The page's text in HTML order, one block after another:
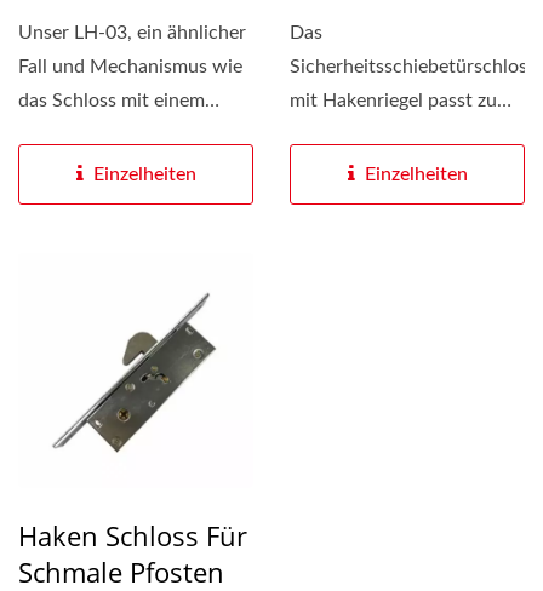
Unser LH-03, ein ähnlicher
Fall und Mechanismus wie
das Schloss mit einem
Einzelheiten
Das
Sicherheitsschiebetürschloss
mit Hakenriegel passt zu
Holztüren,...Einzelheiten
Haken Schloss Für
Schmale Pfosten